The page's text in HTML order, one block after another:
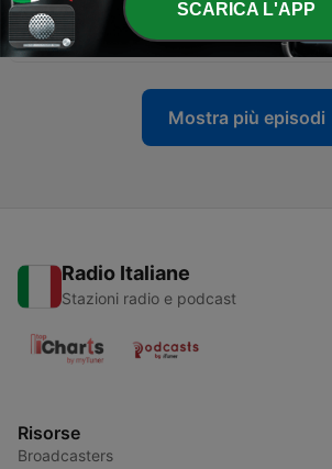
491 - SMOOTH JAZZ TOP 100 | 20.06.2026
20 Giu 2026
Mostra più episodi
Radio Italiane
Stazioni radio e podcast
Risorse
Broadcasters
SCARICA L'APP